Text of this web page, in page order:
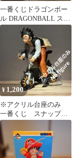
一番くじドラゴンボー
ル DRAGONBALL スナ
ップコレクション2
¥ 1,200
※アクリル台座のみ
一番くじ スナップコ
レクション B賞 孫
悟飯 台座